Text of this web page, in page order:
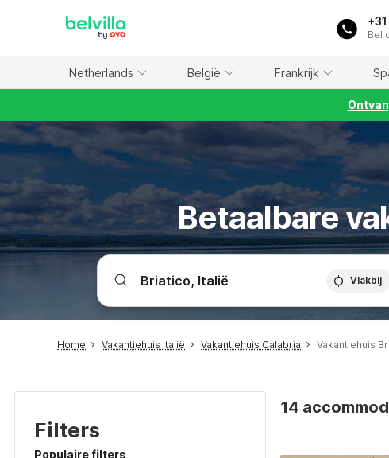
Bel
Netherlands België Frankrijk
Betaalbare
Vlakbij
Home Vakantiehuis Italië Vakantiehuis Calabria Vakantiehuis
Filters
Populaire filters
14